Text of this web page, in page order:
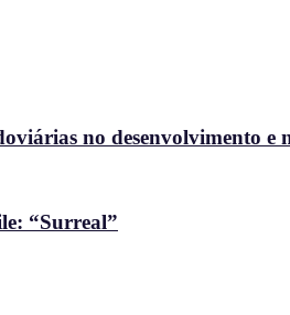
no desenvolvimento e
“Surreal”